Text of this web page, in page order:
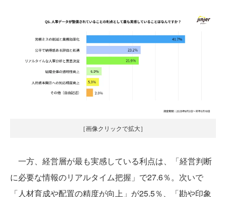
［画像クリックで拡大］
一方、経営層が最も実感している利点は、「経営判断
に必要な情報のリアルタイム把握」で27.6％。次いで
「人材育成や配置の精度が向上」が25.5％、「勘や印象